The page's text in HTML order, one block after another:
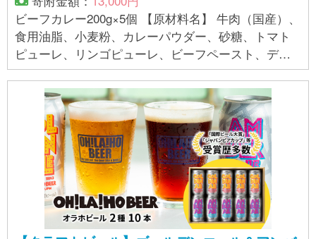
ビーフカレー200g×5個 【原材料名】 牛肉（国産）、
食用油脂、小麦粉、カレーパウダー、砂糖、トマト
ピューレ、リンゴピューレ、ビーフペースト、デミ
グラスソース、フルーツチャツネ、香辛料、食塩、
調味料（アミノ酸等）、カラメル色素 【賞味期限】2
年 【保存方法】常温